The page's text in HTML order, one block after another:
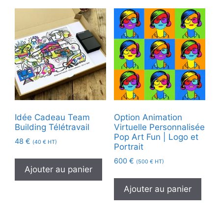
Idée Cadeau Team
Building Télétravail
48 € (40 € HT)
Ajouter au panier
Option Animation
Virtuelle Personnalisée
Pop Art Fun | Logo et
Portrait
600 € (500 €HT)
Ajouter au panier